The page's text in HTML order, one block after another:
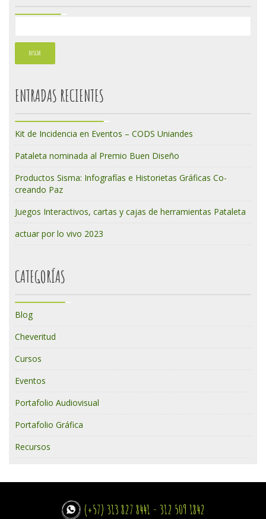
ENTRADAS RECIENTES
Kit de Incidencia en Eventos – CODS Uniandes
Pataleta nominada al Premio Buen Diseño
Productos Sisma: Infografías e Historietas Gráficas Co-
creando Paz
Juegos Interactivos, cartas y cajas de herramientas Pataleta
actuar por lo vivo 2023
CATEGORÍAS
Blog
Cheveritud
Cursos
Eventos
Portafolio Audiovisual
Portafolio Gráfica
Recursos
(+57) 313 827 8441 - 312 509 1842